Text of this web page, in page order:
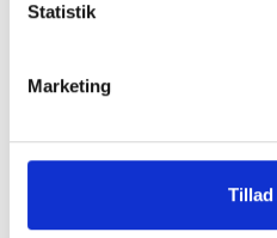
Statistik
Marketing
Tillad
Figur 3. Procentdel